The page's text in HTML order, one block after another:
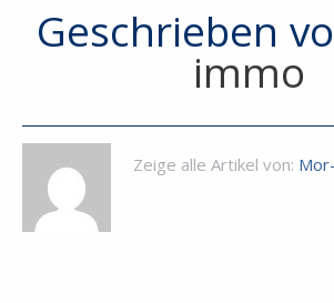
Geschrieben
immo
Zeige alle Artikel von: